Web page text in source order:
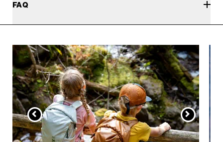
FAQ